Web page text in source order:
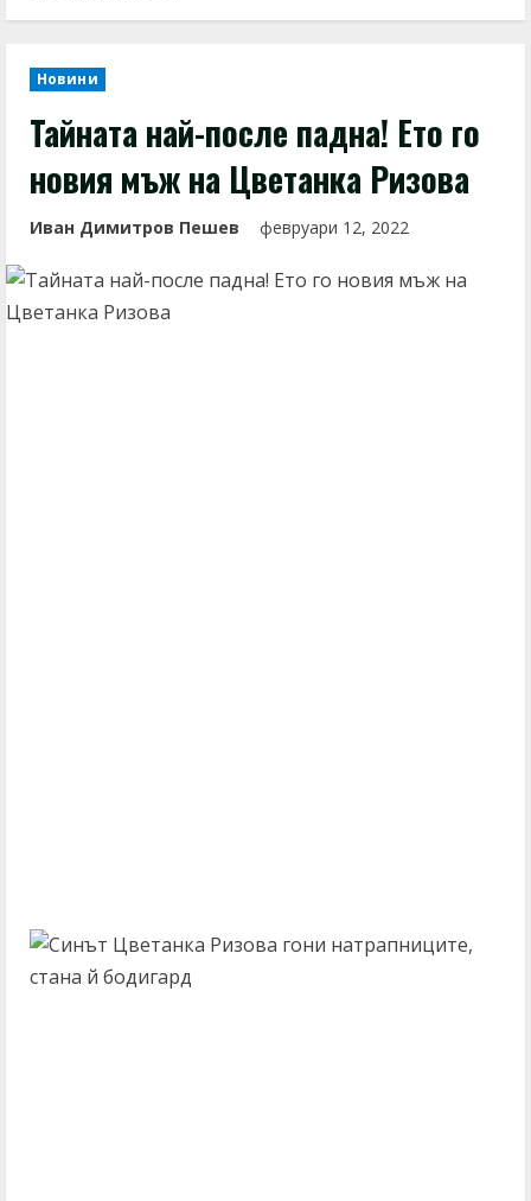
Новини
Тайната най-после падна! Ето го
новия мъж на Цветанка Ризова
Иван Димитров Пешев февруари 12, 2022